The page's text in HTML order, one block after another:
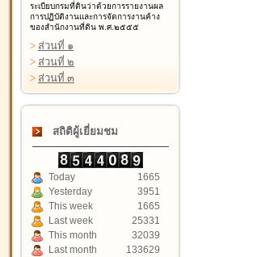
ระเบียบกรมที่ดินว่าด้วยการรายงานผล
การปฏิบัติงานและการจัดการงานค้าง
ของสำนักงานที่ดิน พ.ศ.๒๕๕๕
> ส่วนที่ ๑
> ส่วนที่ ๒
> ส่วนที่ ๓
สถิติผู้เยี่ยมชม
Today
1665
Yesterday
3951
This week
1665
Last week
25331
This month
32039
Last month
133629